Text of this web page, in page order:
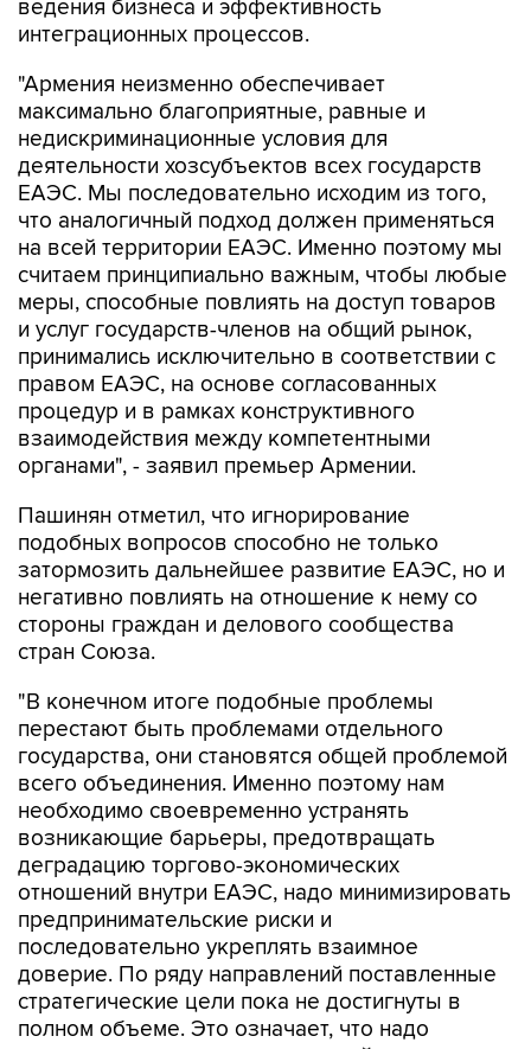
"Армения неизменно обеспечивает
недискриминационные условия для
деятельности хозсубъектов всех государств
ЕАЭС. Мы последовательно исходим из того,
что аналогичный подход должен применяться
на всей территории ЕАЭС. Именно поэтому мы
считаем принципиально важным, чтобы любые
меры, способные повлиять на доступ товаров
и услуг государств-членов на общий рынок,
принимались исключительно в соответствии с
правом ЕАЭС, на основе согласованных
процедур и в рамках конструктивного
взаимодействия между компетентными
органами", - заявил премьер Армении.
Пашинян отметил, что игнорирование
затормозить дальнейшее развитие ЕАЭС, но и
негативно повлиять на отношение к нему со
стороны граждан и делового сообщества
стран Союза.
"В конечном итоге подобные проблемы
государства, они становятся общей проблемой
всего объединения. Именно поэтому нам
необходимо своевременно устранять
возникающие барьеры, предотвращать
деградацию торгово-экономических
отношений внутри ЕАЭС, надо минимизировать
предпринимательские риски и
последовательно укреплять взаимное
доверие. По ряду направлений поставленные
стратегические цели пока не достигнуты в
полном объеме. Это означает, что надо
сосредоточиться на практической реализации
уже принятых решений", - заявил Пашинян.